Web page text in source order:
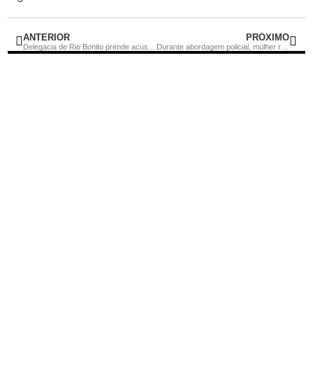
ANTERIOR PRÓXIMO
Durante abordagem policial, mulher revela arma escondida na calcinha